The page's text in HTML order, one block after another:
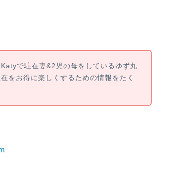
で駐在妻&2児の母をしているゆず丸
をお得に楽しくするための情報をたく